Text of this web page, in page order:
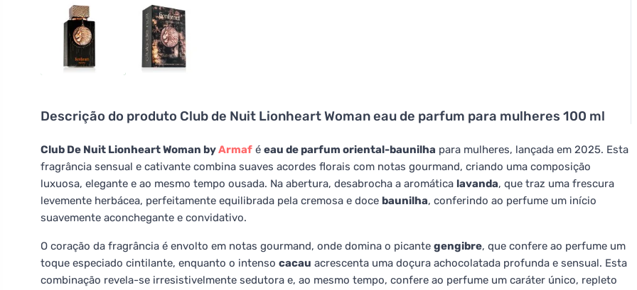
Descrição do produto Club de Nuit Lionheart Woman eau de parfum para mulheres 100 ml
Club De Nuit Lionheart Woman byArmaf é eau de parfum oriental-baunilha para mulheres, lançada em 2025. Esta
fragrância sensual e cativante combina suaves acordes florais com notas gourmand, criando uma composição
luxuosa, elegante e ao mesmo tempo ousada. Na abertura, desabrocha a aromática lavanda, que traz uma frescura
levemente herbácea, perfeitamente equilibrada pela cremosa e doce baunilha, conferindo ao perfume um início
suavemente aconchegante e convidativo.
O coração da fragrância é envolto em notas gourmand, onde domina o picante gengibre, que confere ao perfume um
toque especiado cintilante, enquanto o intenso cacau acrescenta uma doçura achocolatada profunda e sensual. Esta
combinação revela-se irresistivelmente sedutora e, ao mesmo tempo, confere ao perfume um caráter único, repleto